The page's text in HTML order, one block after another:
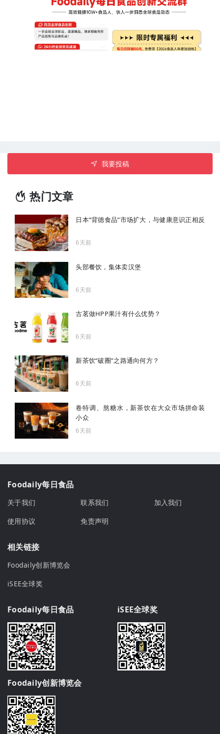
我要投稿
热门文章
日本“背德食品”市场扩大，与健康意识正相反
6天前
头部餐饮，集体卖汉堡
6天前
古茗做HPP果汁有什么优势？
6天前
新茶饮“破圈”之路通向何方？
6天前
卷特调、熬糖水，新茶饮在大众市场拼命装
小众
6天前
Foodaily每日食品
关于我们 联系我们
加入我们
使用协议
免责声明
相关链接
Foodaily创新博览会
iSEE全球奖
Foodaily每日食品 iSEE全球奖
Foodaily创新博览会